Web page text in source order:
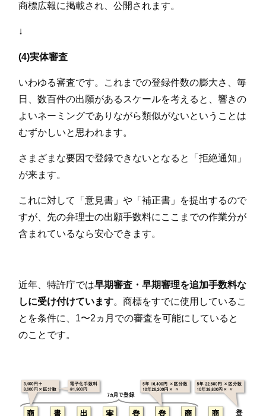
商標広報に掲載され、公開されます。
↓
(4)実体審査
いわゆる審査です。これまでの登録件数の膨大さ、毎
日、数百件の出願があるスケールを考えると、響きの
よいネーミングでありながら類似がないということは
むずかしいと思われます。
さまざまな要因で登録できないとなると「拒絶通知」
が来ます。
これに対して「意見書」や「補正書」を提出するので
すが、先の弁理士の出願手数料にここまでの作業分が
含まれているなら安心できます。
近年、特許庁では早期審査・早期審理を追加手数料な
しに受け付けています。商標をすでに使用しているこ
とを条件に、1〜2ヵ月での審査を可能にしていると
のことです。